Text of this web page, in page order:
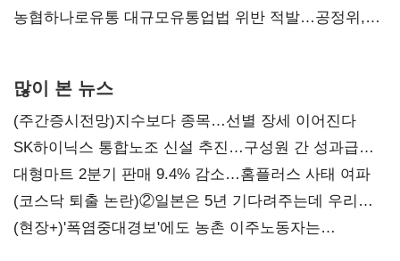
농협하나로유통 대규모유통업법 위반 적발…공정위,
많이 본 뉴스
(주간증시전망)지수보다 종목…선별 장세 이어진다
SK하이닉스 통합노조 신설 추진…구성원 간 성과급
불만 확산
대형마트 2분기 판매 9.4% 감소…홈플러스 사태 여파
(코스닥 퇴출 논란)②일본은 5년 기다려주는데 우리는
당장 퇴출?…시간만으론 부족한 코스닥 구하기
(현장+)'폭염중대경보'에도 농촌 이주노동자는